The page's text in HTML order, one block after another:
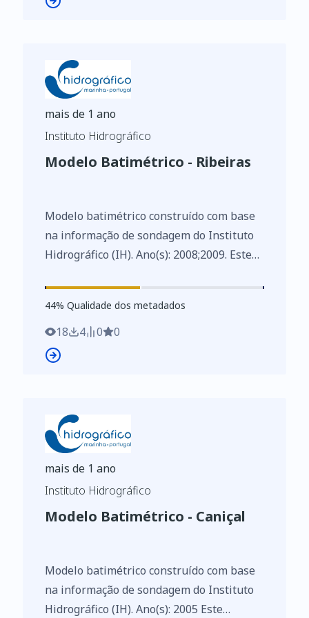
mais de 1 ano
Instituto Hidrográfico
Modelo Batimétrico - Ribeiras
Modelo batimétrico construído com base
na informação de sondagem do Instituto
Hidrográfico (IH). Ano(s): 2008;2009. Este
de Dados de Elevado Valor/HVD
identificados de acordo com o
Regulamento de Execução n.º 2023/138 da
Diretiva (UE) 2019/1024, relativa aos
44%
44% Qualidade dos metadados
18 4 0 0
mais de 1 ano
Instituto Hidrográfico
Modelo Batimétrico - Caniçal
Modelo batimétrico construído com base
na informação de sondagem do Instituto
Hidrográfico (IH). Ano(s): 2005 Este